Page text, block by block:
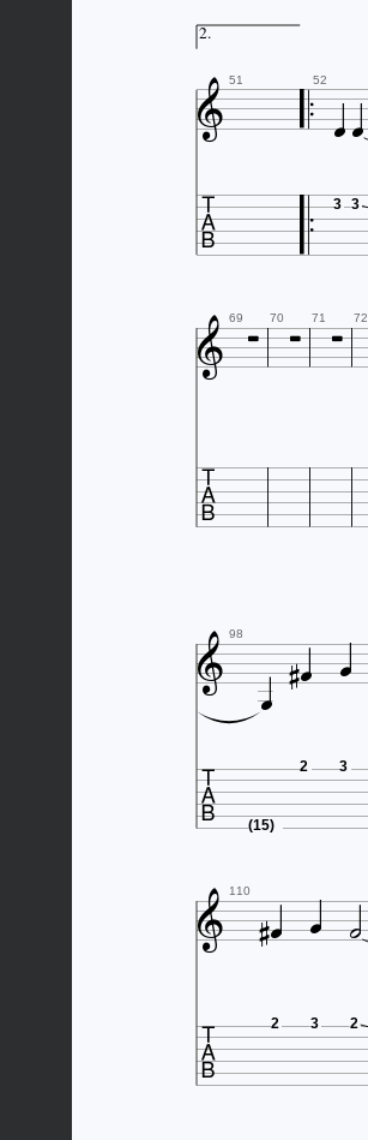
2.
 51 52 
 3 3
 69  70  71  72

 98 
 (15)
2 3
 110 
 2 3 2